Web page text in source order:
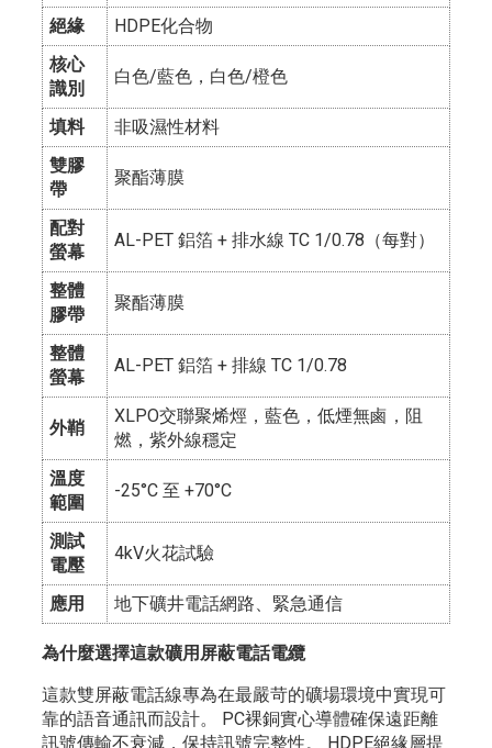
絕緣
HDPE化合物
核心
識別
白色/藍色，白色/橙色
填料
非吸濕性材料
雙膠
帶
聚酯薄膜
配對
螢幕
AL-PET 鋁箔 + 排水線 TC 1/0.78（每對）
整體
膠帶
聚酯薄膜
整體
螢幕
AL-PET 鋁箔 + 排線 TC 1/0.78
外鞘
XLPO交聯聚烯烴，藍色，低煙無鹵，阻
燃，紫外線穩定
溫度
範圍
-25°C 至 +70°C
測試
電壓
4kV火花試驗
應用 地下礦井電話網路、緊急通信
為什麼選擇這款礦用屏蔽電話電纜
這款雙屏蔽電話線專為在最嚴苛的礦場環境中實現可
靠的語音通訊而設計。 PC裸銅實心導體確保遠距離
訊號傳輸不衰減，保持訊號完整性。 HDPE絕緣層提